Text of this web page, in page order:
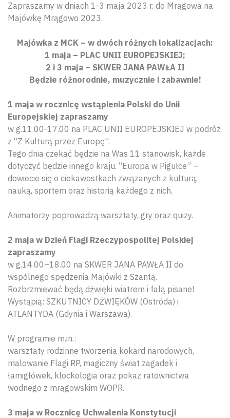
Zapraszamy w dniach 1-3 maja 2023 r. do Mrągowa na
Majówkę Mrągowo 2023.
Majówka z MCK – w dwóch różnych lokalizacjach:
1 maja – PLAC UNII EUROPEJSKIEJ;
2 i 3 maja – SKWER JANA PAWŁA II
Będzie różnorodnie, muzycznie i zabawnie!
1 maja w rocznicę wstąpienia Polski do Unii
Europejskiej zapraszamy
w g.11.00-17.00 na PLAC UNII EUROPEJSKIEJ w podróż
z “Z Kulturą przez Europę”.
Tego dnia czekać będzie na Was 11 stanowisk, każde
dotyczyć będzie innego kraju. “Europa w Pigułce” –
dowiecie się o ciekawostkach związanych z kulturą,
nauką, sportem oraz historią każdego z nich.
Animatorzy poprowadzą warsztaty, gry oraz quizy.
2 maja w Dzień Flagi Rzeczypospolitej Polskiej
zapraszamy
w g.14.00–18.00 na SKWER JANA PAWŁA II do
wspólnego spędzenia Majówki z Szantą.
Rozbrzmiewać będą dźwięki wiatrem i falą pisane!
Wystąpią: SZKUTNICY DŹWIĘKÓW (Ostróda) i
ATLANTYDA (Gdynia i Warszawa).
W programie m.in.:
warsztaty rodzinne tworzenia kokard narodowych,
malowanie Flagi RP, magiczny świat zagadek i
łamigłówek, klockologia oraz pokaz ratownictwa
wodnego z mrągowskim WOPR.
3 maja w Rocznicę Uchwalenia Konstytucji